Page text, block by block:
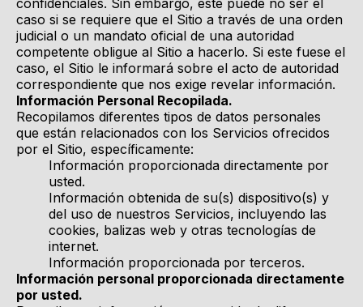
confidenciales. Sin embargo, este puede no ser el
caso si se requiere que el Sitio a través de una orden
judicial o un mandato oficial de una autoridad
competente obligue al Sitio a hacerlo. Si este fuese el
caso, el Sitio le informará sobre el acto de autoridad
correspondiente que nos exige revelar información.
Información Personal Recopilada.
Recopilamos diferentes tipos de datos personales
que están relacionados con los Servicios ofrecidos
por el Sitio, específicamente:
Información proporcionada directamente por
usted.
Información obtenida de su(s) dispositivo(s) y
del uso de nuestros Servicios, incluyendo las
cookies, balizas web y otras tecnologías de
internet.
Información proporcionada por terceros.
Información personal proporcionada directamente
por usted.